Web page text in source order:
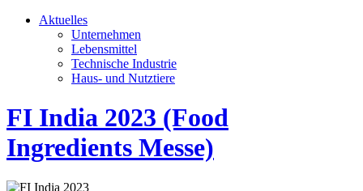
Aktuelles
Unternehmen
Lebensmittel
Technische Industrie
Haus- und Nutztiere
FI India 2023 (Food
Ingredients Messe)